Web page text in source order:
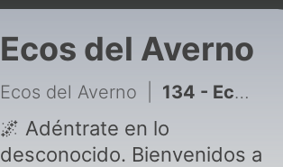
Ecos del Averno
Ecos del Averno 134 - Ecos del Averno T2.32. Maldiciones que Matan: De los Palacios de Osuna a la Habitación 1046
🌌 Adéntrate en lo
desconocido. Bienvenidos a